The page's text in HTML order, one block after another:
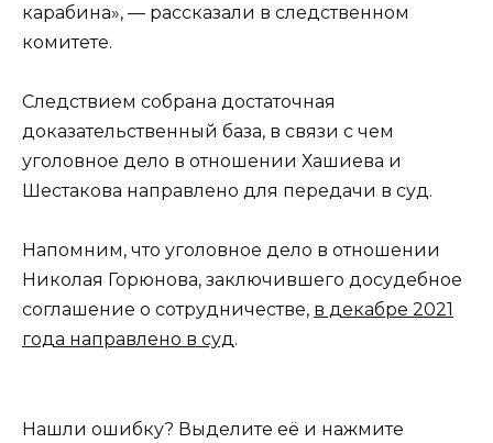
карабина», — рассказали в следственном
комитете.
Следствием собрана достаточная
доказательственный база, в связи с чем
уголовное дело в отношении Хашиева и
Шестакова направлено для передачи в суд.
Напомним, что уголовное дело в отношении
Николая Горюнова, заключившего досудебное
соглашение о сотрудничестве, в декабре 2021
года направлено в суд.
Нашли ошибку? Выделите её и нажмите